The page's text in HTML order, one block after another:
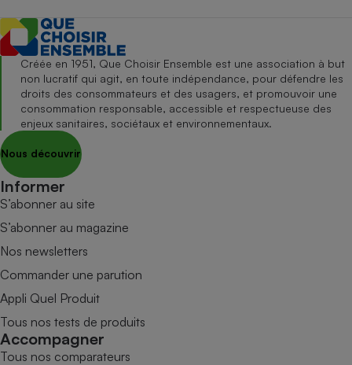
Créée en 1951, Que Choisir Ensemble est une association à but
non lucratif qui agit, en toute indépendance, pour défendre les
droits des consommateurs et des usagers, et promouvoir une
consommation responsable, accessible et respectueuse des
enjeux sanitaires, sociétaux et environnementaux.
Nous découvrir
Informer
S’abonner au site
S’abonner au magazine
Nos newsletters
Commander une parution
Appli Quel Produit
Tous nos tests de produits
Accompagner
Tous nos comparateurs